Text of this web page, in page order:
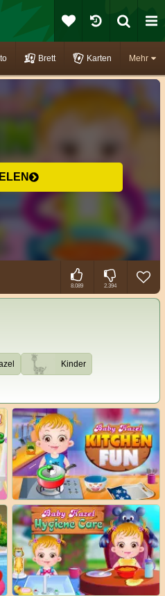
Mehr
Brett Karten
8.089 2.394
Kinder